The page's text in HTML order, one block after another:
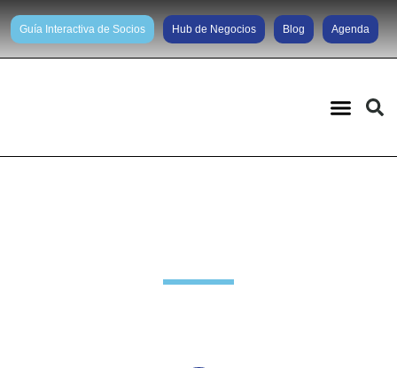
Guía Interactiva de Socios Hub de Negocios Blog Agenda